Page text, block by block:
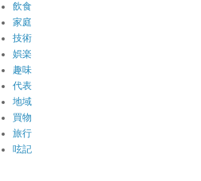
飲食
家庭
技術
娯楽
趣味
代表
地域
買物
旅行
呟記